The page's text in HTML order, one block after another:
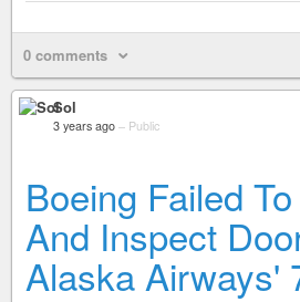
0 comments
Sol
3 years ago – Public
Boeing Failed
And Inspect
Alaska Airways'